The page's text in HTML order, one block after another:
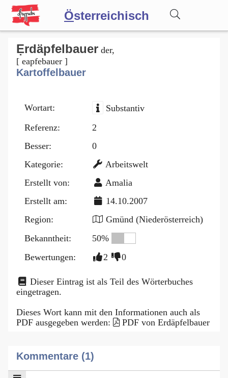
Österreichisch
Wörterbuch
Forum
Blog
Ẹrdäpfelbauer der,
[ eapfebauer ]
Kartoffelbauer
Wortart:
Substantiv
Referenz:
2
Besser:
0
Kategorie:
Arbeitswelt
Erstellt von:
Amalia
Erstellt am:
14.10.2007
Region:
Gmünd (Niederösterreich)
Bekanntheit:
50%
Bewertungen:
2 0
Dieser Eintrag ist als Teil des Wörterbuches
eingetragen.
Dieses Wort kann mit den Informationen auch als
PDF ausgegeben werden:
PDF von Erdäpfelbauer
Kommentare (1)